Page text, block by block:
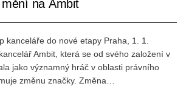
na Ambit
kanceláře do nové etapy Praha, 1. 1.
Ambit, která se od svého založení v
jako významný hráč v oblasti právního
změnu značky. Změna…